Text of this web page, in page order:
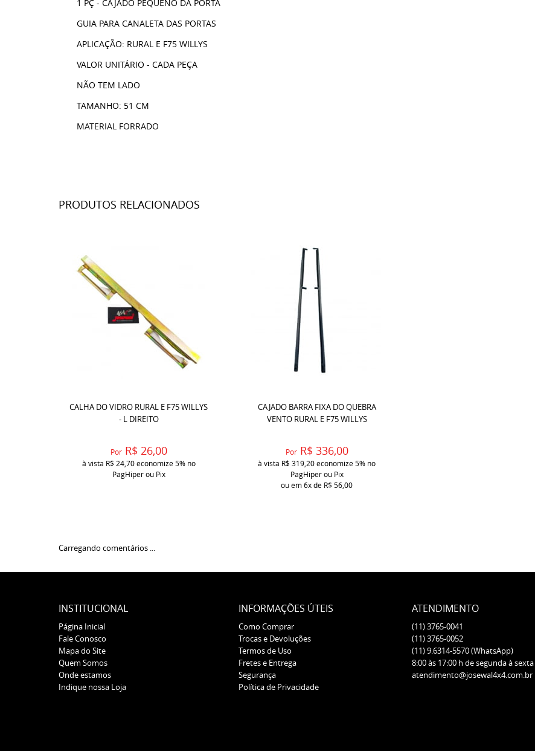
1 PÇ - CAJADO PEQUENO DA PORTA
GUIA PARA CANALETA DAS PORTAS
APLICAÇÃO: RURAL E F75 WILLYS
VALOR UNITÁRIO - CADA PEÇA
NÃO TEM LADO
TAMANHO: 51 CM
MATERIAL FORRADO
PRODUTOS RELACIONADOS
CALHA DO VIDRO RURAL E F75 WILLYS
- L DIREITO
Por R$ 26,00
à vista R$ 24,70economize5% no
PagHiper ou Pix
CAJADO BARRA FIXA DO QUEBRA
VENTO RURAL E F75 WILLYS
Por R$ 336,00
à vista R$ 319,20economize5% no
PagHiper ou Pix
ou em6xde R$ 56,00
Carregando comentários ...
INSTITUCIONAL
Página Inicial
Fale Conosco
Mapa do Site
Quem Somos
Onde estamos
Indique nossa Loja
INFORMAÇÕES ÚTEIS
Como Comprar
Trocas e Devoluções
Termos de Uso
Fretes e Entrega
Segurança
Política de Privacidade
ATENDIMENTO
(11)3765-0041
(11)3765-0052
(11)9.6314-5570(WhatsApp)
8:00 às 17:00 h de segunda à sexta
atendimento@josewal4x4.com.br